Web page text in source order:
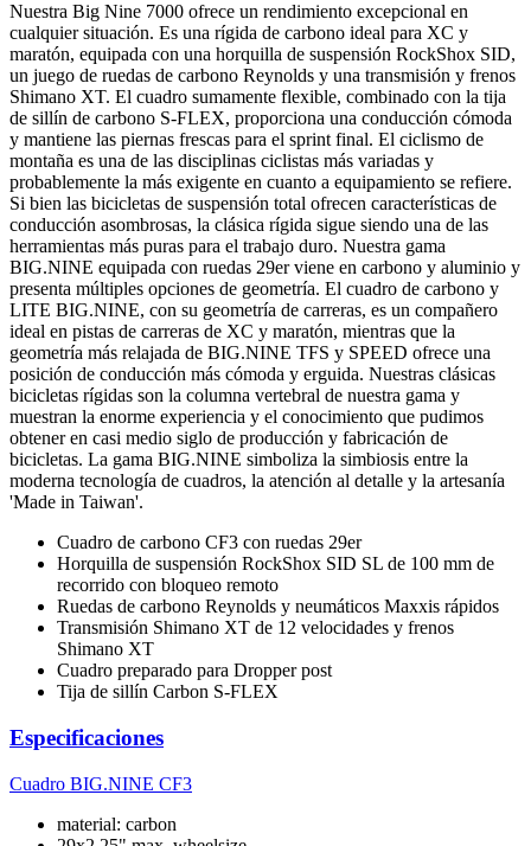
Nuestra Big Nine 7000 ofrece un rendimiento excepcional en
cualquier situación. Es una rígida de carbono ideal para XC y
maratón, equipada con una horquilla de suspensión RockShox SID,
un juego de ruedas de carbono Reynolds y una transmisión y frenos
Shimano XT. El cuadro sumamente flexible, combinado con la tija
de sillín de carbono S-FLEX, proporciona una conducción cómoda
y mantiene las piernas frescas para el sprint final. El ciclismo de
montaña es una de las disciplinas ciclistas más variadas y
probablemente la más exigente en cuanto a equipamiento se refiere.
Si bien las bicicletas de suspensión total ofrecen características de
conducción asombrosas, la clásica rígida sigue siendo una de las
herramientas más puras para el trabajo duro. Nuestra gama
BIG.NINE equipada con ruedas 29er viene en carbono y aluminio y
presenta múltiples opciones de geometría. El cuadro de carbono y
LITE BIG.NINE, con su geometría de carreras, es un compañero
ideal en pistas de carreras de XC y maratón, mientras que la
geometría más relajada de BIG.NINE TFS y SPEED ofrece una
posición de conducción más cómoda y erguida. Nuestras clásicas
bicicletas rígidas son la columna vertebral de nuestra gama y
muestran la enorme experiencia y el conocimiento que pudimos
obtener en casi medio siglo de producción y fabricación de
bicicletas. La gama BIG.NINE simboliza la simbiosis entre la
moderna tecnología de cuadros, la atención al detalle y la artesanía
'Made in Taiwan'.
Cuadro de carbono CF3 con ruedas 29er
Horquilla de suspensión RockShox SID SL de 100 mm de
recorrido con bloqueo remoto
Ruedas de carbono Reynolds y neumáticos Maxxis rápidos
Transmisión Shimano XT de 12 velocidades y frenos
Shimano XT
Cuadro preparado para Dropper post
Tija de sillín Carbon S-FLEX
Especificaciones
Cuadro BIG.NINE CF3
material: carbon